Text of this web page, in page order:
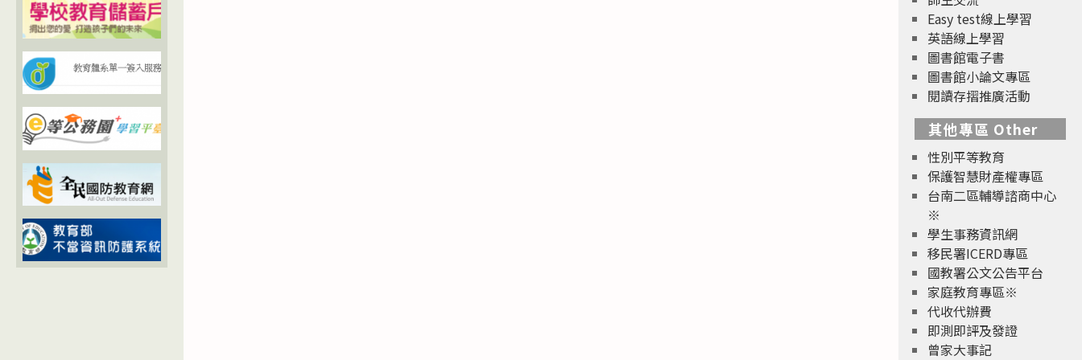
Easy test線上學習
英語線上學習
圖書館電子書
圖書館小論文專區
閱讀存摺推廣活動
其他專區 Other
性別平等教育
保護智慧財產權專區
台南二區輔導諮商中心
※
學生事務資訊網
移民署ICERD專區
國教署公文公告平台
家庭教育專區※
代收代辦費
即測即評及發證
曾家大事記